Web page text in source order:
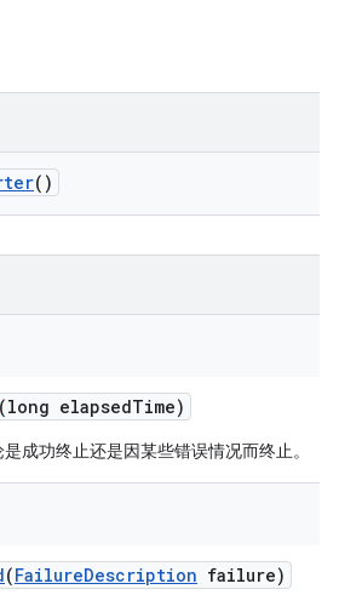
()
(long elapsedTime)
成功终止还是因某些错误情况而终止。
(FailureDescription failure)